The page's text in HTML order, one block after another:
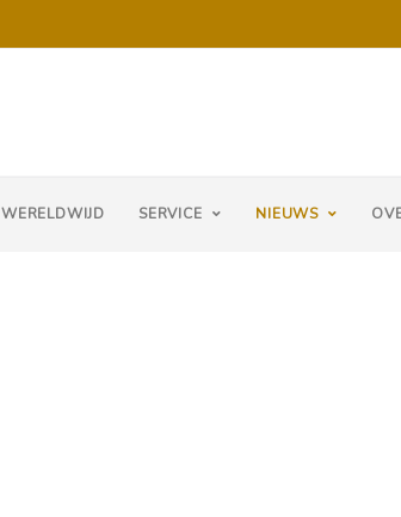
WERELDWIJD SERVICE NIEUWS